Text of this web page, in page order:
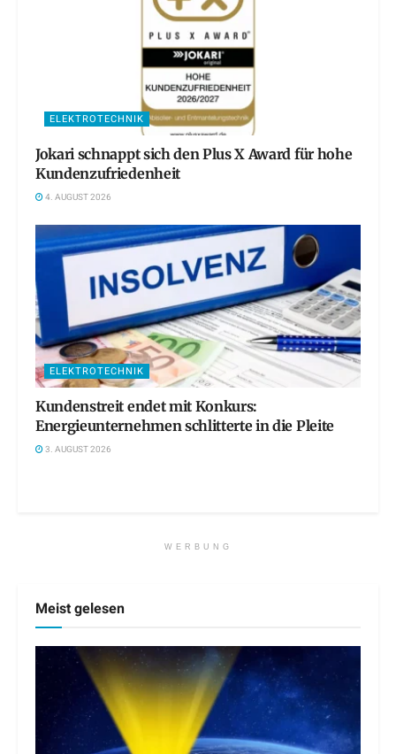
ELEKTROTECHNIK
Jokari schnappt sich den Plus X Award für hohe
Kundenzufriedenheit
4. AUGUST 2026
ELEKTROTECHNIK
Kundenstreit endet mit Konkurs:
Energieunternehmen schlitterte in die Pleite
3. AUGUST 2026
WERBUNG
Meist gelesen